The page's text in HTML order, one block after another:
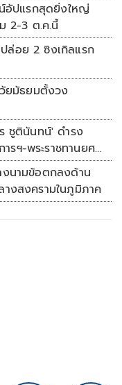
อัปแรกสุดยิ่งใหญ่
2-3 ต.ค.นี้
อย 2 ซิงเกิลแรก
ยมัธยมตั้งวง
ชูตินันทน์' ดำรง
รฯ-พระราชทานยศ
นามข้อตกลงด้าน
างสงครามในภูมิภาค